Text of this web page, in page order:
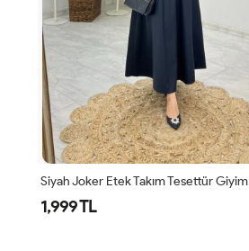
Siyah Joker Etek Takım Tesettür Giyim
1,999 TL